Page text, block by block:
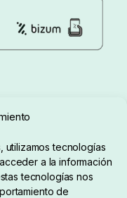
utilizamos tecnologías
a la información
tecnologías nos
de